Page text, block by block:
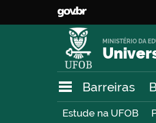
MINISTÉRIO DA
Barreiras
Estude na UFOB